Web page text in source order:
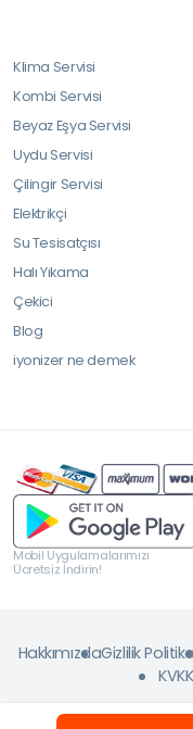
Klima Servisi
Kombi Servisi
Beyaz Eşya Servisi
Uydu Servisi
Çilingir Servisi
Elektrikçi
Su Tesisatçısı
Halı Yıkama
Çekici
Blog
iyonizer ne demek
Mobil Uygulamalarımızı
Ücretsiz İndirin!
HakkımızdaGizlilik